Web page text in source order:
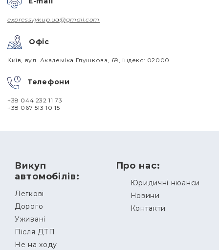
expressvykup.ua@gmail.com
Офіс
Київ, вул. Академіка Глушкова, 69, індекс: 02000
Телефони
+38 044 232 11 73
+38 067 513 10 15
Викуп
автомобілів:
Легкові
Дорого
Уживані
Після ДТП
Не на ходу
Про нас:
Юридичні нюанси
Новини
Контакти